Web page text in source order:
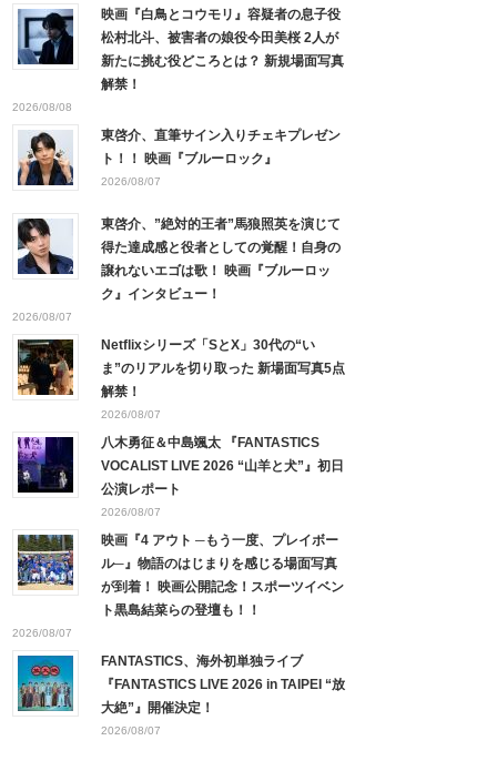
映画『白鳥とコウモリ』容疑者の息子役
松村北斗、被害者の娘役今田美桜 2人が
新たに挑む役どころとは？ 新規場面写真
解禁！
2026/08/08
東啓介、直筆サイン入りチェキプレゼン
ト！！ 映画『ブルーロック』
2026/08/07
東啓介、”絶対的王者”馬狼照英を演じて
得た達成感と役者としての覚醒！自身の
譲れないエゴは歌！ 映画『ブルーロッ
ク』インタビュー！
2026/08/07
Netflixシリーズ「SとX」30代の“い
ま”のリアルを切り取った 新場面写真5点
解禁！
2026/08/07
八木勇征＆中島颯太 『FANTASTICS
VOCALIST LIVE 2026 “山羊と犬”』初日
公演レポート
2026/08/07
映画『4 アウト ─もう一度、プレイボー
ル─』物語のはじまりを感じる場面写真
が到着！ 映画公開記念！スポーツイベン
ト黒島結菜らの登壇も！！
2026/08/07
FANTASTICS、海外初単独ライブ
『FANTASTICS LIVE 2026 in TAIPEI “放
大絶”』開催決定！
2026/08/07